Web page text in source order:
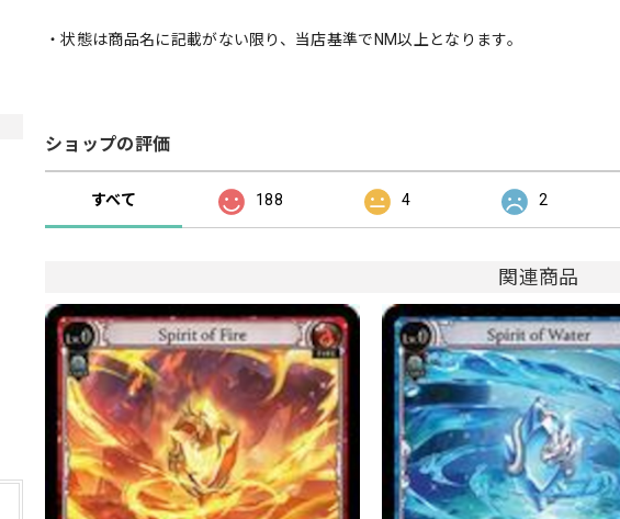
・状態は商品名に記載がない限り、当店基準でNM以上となります。
ショップの評価
すべて 188 4 2
関連商品